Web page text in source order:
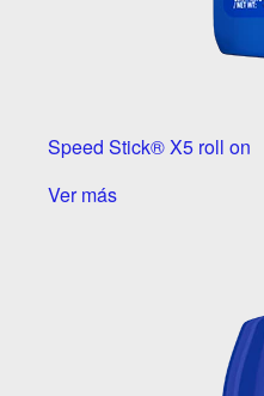
Speed Stick® X5 roll on
Ver más